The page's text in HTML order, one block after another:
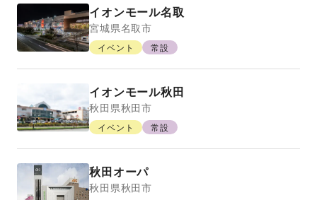
イオンモール名取
宮城県名取市
イベント 常設
イオンモール秋田
秋田県秋田市
イベント 常設
秋田オーパ
秋田県秋田市